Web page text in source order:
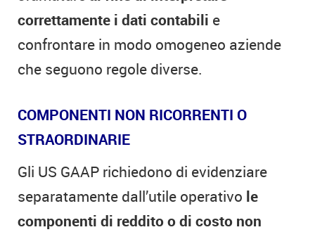
correttamente i dati contabili e
confrontare in modo omogeneo aziende
che seguono regole diverse.
COMPONENTI NON RICORRENTI O
STRAORDINARIE
Gli US GAAP richiedono di evidenziare
separatamente dall’utile operativo le
componenti di reddito o di costo non